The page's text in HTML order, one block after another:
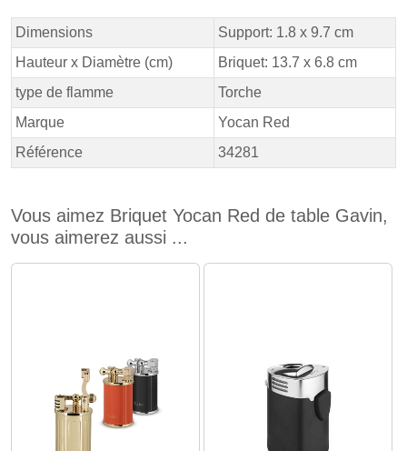
Dimensions
Support: 1.8 x 9.7 cm
Hauteur x Diamètre (cm)
Briquet: 13.7 x 6.8 cm
type de flamme
Torche
Marque
Yocan Red
Référence
34281
Vous aimez Briquet Yocan Red de table Gavin,
vous aimerez aussi ...